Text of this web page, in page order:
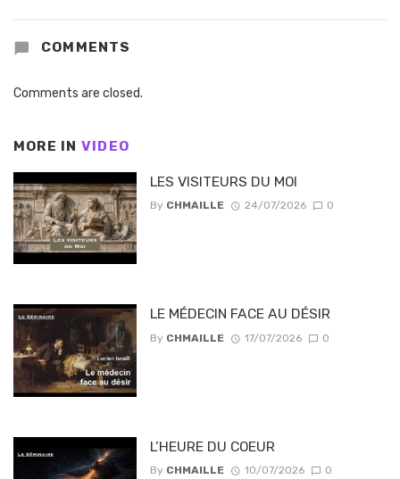
COMMENTS
Comments are closed.
MORE IN VIDEO
LES VISITEURS DU MOI
By CHMAILLE 24/07/2026 0
LE MÉDECIN FACE AU DÉSIR
By CHMAILLE 17/07/2026 0
L’HEURE DU COEUR
By CHMAILLE 10/07/2026 0